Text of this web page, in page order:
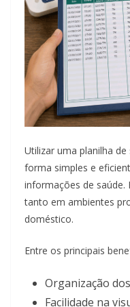
Utilizar uma planilha
forma simples e
informações de saúde.
tanto em ambientes
doméstico.
Entre os principais
Organização
Facilidade na